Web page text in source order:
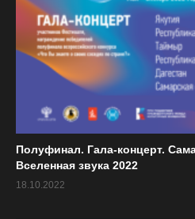
Полуфинал. Гала-концерт.
Вселенная звука 2022
18.10.2022